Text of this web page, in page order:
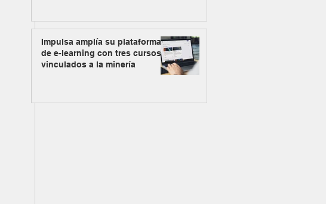
Impulsa amplía su plataforma
de e-learning con tres cursos
vinculados a la minería